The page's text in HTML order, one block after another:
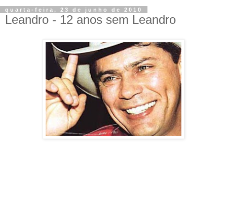
quarta-feira, 23 de junho de 2010
Leandro - 12 anos sem Leandro